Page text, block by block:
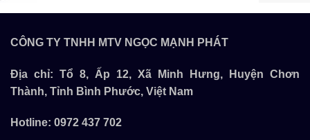
CÔNG TY TNHH MTV NGỌC MẠNH PHÁT
Địa chỉ: Tổ 8, Ấp 12, Xã Minh Hưng, Huyện Chơn
Thành, Tỉnh Bình Phước, Việt Nam
Hotline: 0972 437 702